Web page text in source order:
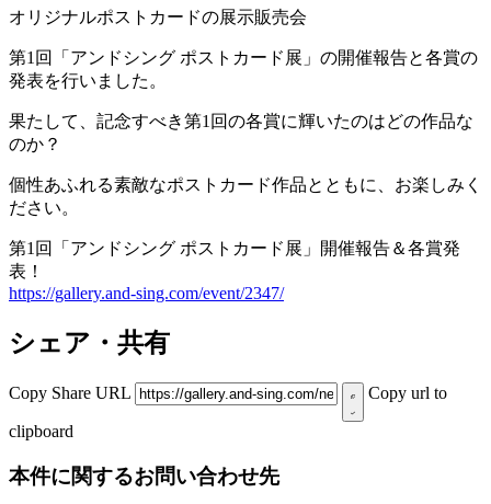
オリジナルポストカードの展示販売会
第1回「アンドシング ポストカード展」の開催報告と各賞の
発表を行いました。
果たして、記念すべき第1回の各賞に輝いたのはどの作品な
のか？
個性あふれる素敵なポストカード作品とともに、お楽しみく
ださい。
第1回「アンドシング ポストカード展」開催報告＆各賞発
表！
https://gallery.and-sing.com/event/2347/
シェア・共有
Copy Share URL Copy url to
clipboard
本件に関するお問い合わせ先